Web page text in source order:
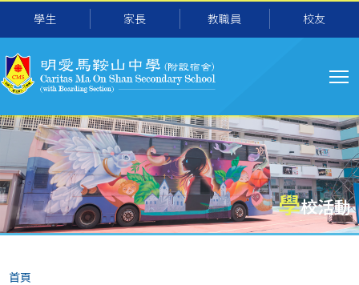
移至主內容
學生 家長 教職員 校友
主
航
學校活動
導
首頁